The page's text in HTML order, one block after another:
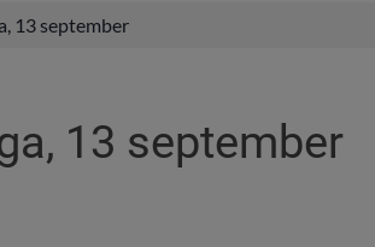
13 september
13 september